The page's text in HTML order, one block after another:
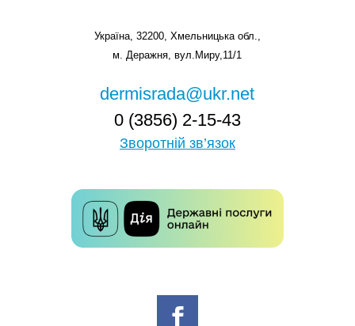
Україна, 32200, Хмельницька обл.,
м. Деражня, вул.Миру,11/1
dermisrada@ukr.net
0 (3856) 2-15-43
Зворотній зв’язок